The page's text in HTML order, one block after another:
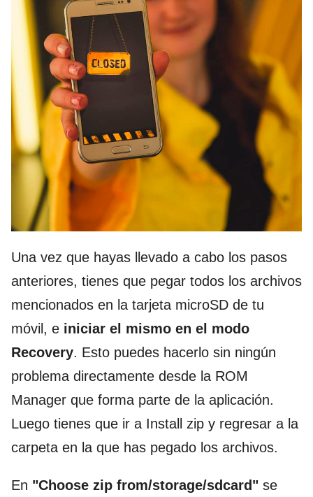
Una vez que hayas llevado a cabo los pasos
anteriores, tienes que pegar todos los archivos
mencionados en la tarjeta microSD de tu
móvil, e iniciar el mismo en el modo
Recovery. Esto puedes hacerlo sin ningún
problema directamente desde la ROM
Manager que forma parte de la aplicación.
Luego tienes que ir a Install zip y regresar a la
carpeta en la que has pegado los archivos.
En "Choose zip from/storage/sdcard" se